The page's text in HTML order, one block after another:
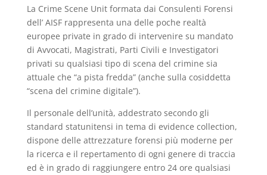
La Crime Scene Unit formata dai Consulenti Forensi
dell’ AISF rappresenta una delle poche realtà
europee private in grado di intervenire su mandato
di Avvocati, Magistrati, Parti Civili e Investigatori
privati su qualsiasi tipo di scena del crimine sia
attuale che “a pista fredda” (anche sulla cosiddetta
“scena del crimine digitale”).
Il personale dell’unità, addestrato secondo gli
standard statunitensi in tema di evidence collection,
dispone delle attrezzature forensi più moderne per
la ricerca e il repertamento di ogni genere di traccia
ed è in grado di raggiungere entro 24 ore qualsiasi